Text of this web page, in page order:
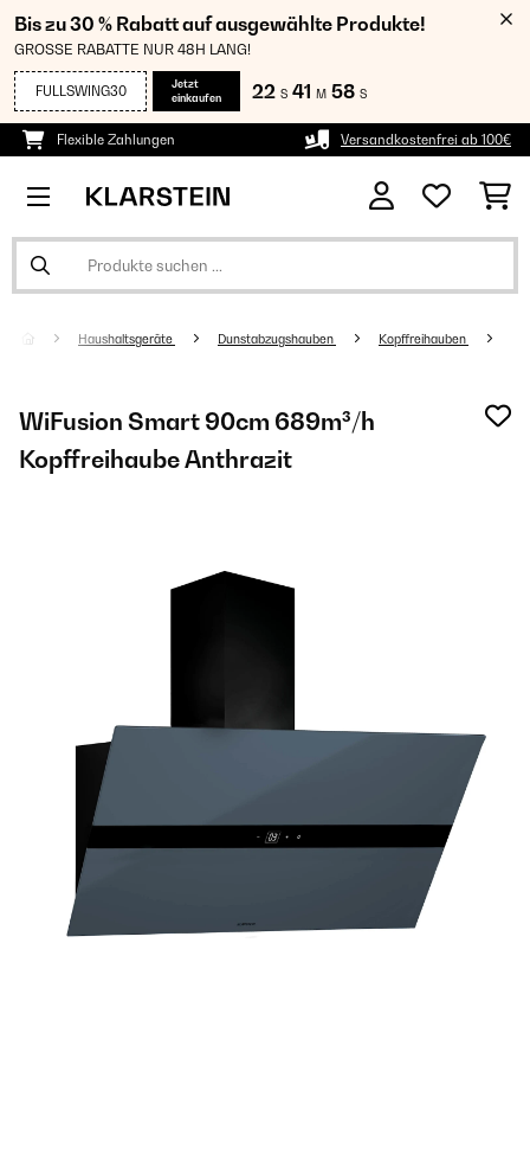
Bis zu 30 % Rabatt auf ausgewählte Produkte!
GROSSE RABATTE NUR 48H LANG!
FULLSWING30
Jetzt
einkaufen
22 S 41 M 58 S
Flexible Zahlungen Versandkostenfrei ab 100€
Haushaltsgeräte Dunstabzugshauben Kopffreihauben
WiFusion Smart 90cm 689m³/h
Kopffreihaube Anthrazit